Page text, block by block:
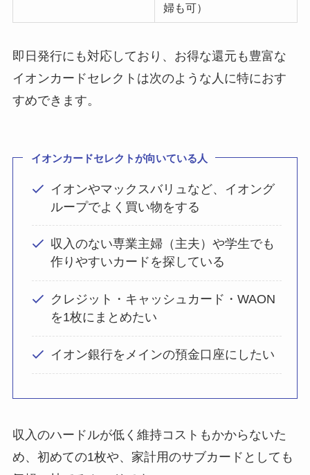
婦も可）
即日発行にも対応しており、お得な還元も豊富な
イオンカードセレクトは次のような人に特におす
すめできます。
イオンカードセレクトが向いている人
イオンやマックスバリュなど、イオング
ループでよく買い物をする
収入のない専業主婦（主夫）や学生でも
作りやすいカードを探している
クレジット・キャッシュカード・WAON
を1枚にまとめたい
イオン銀行をメインの預金口座にしたい
収入のハードルが低く維持コストもかからないた
め、初めての1枚や、家計用のサブカードとしても